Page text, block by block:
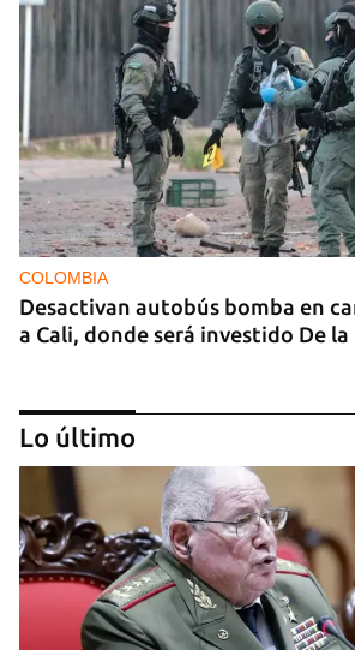
COLOMBIA
Desactivan autobús bomba en
a Cali, donde será investido De la
Lo último